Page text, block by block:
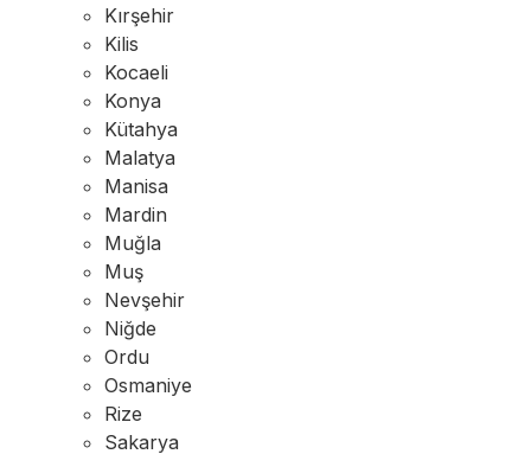
Kırşehir
Kilis
Kocaeli
Konya
Kütahya
Malatya
Manisa
Mardin
Muğla
Muş
Nevşehir
Niğde
Ordu
Osmaniye
Rize
Sakarya